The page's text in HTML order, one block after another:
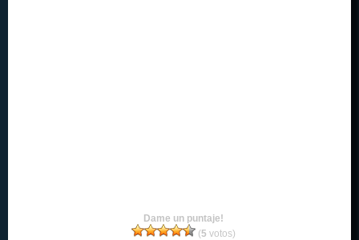
Dame un puntaje!
(5 votos)